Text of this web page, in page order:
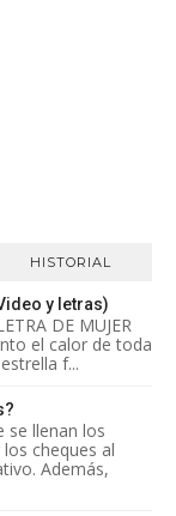
HISTORIAL
y letras)
DE MUJER
el calor de toda
f...
se llenan los
cheques al
Además,